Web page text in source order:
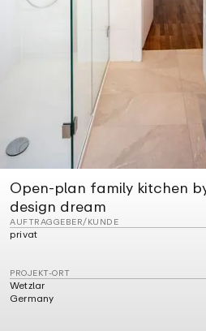
Open-plan family kitchen
design dream
AUFTRAGGEBER/KUNDE
privat
PROJEKT-ORT
Wetzlar
Germany